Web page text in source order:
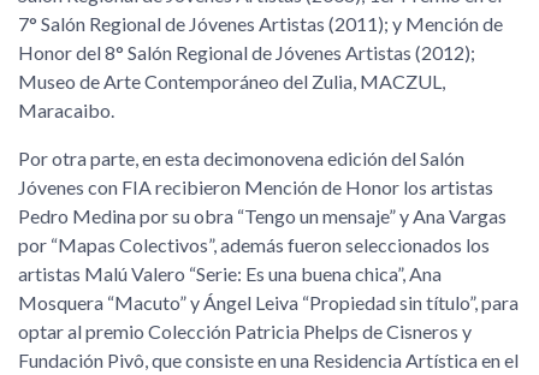
7° Salón Regional de Jóvenes Artistas (2011); y Mención de
Honor del 8° Salón Regional de Jóvenes Artistas (2012);
Museo de Arte Contemporáneo del Zulia, MACZUL,
Maracaibo.
Por otra parte, en esta decimonovena edición del Salón
Jóvenes con FIA recibieron Mención de Honor los artistas
Pedro Medina por su obra Tengo un mensaje y Ana Vargas
por Mapas Colectivos , además fueron seleccionados los
artistas Malú Valero Serie: Es una buena chica , Ana
Mosquera Macuto y Ángel Leiva Propiedad sin título , para
optar al premio Colección Patricia Phelps de Cisneros y
Fundación Pivô, que consiste en una Residencia Artística en el